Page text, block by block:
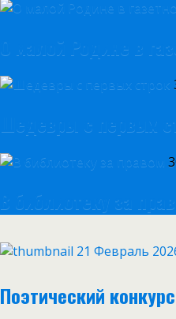
О малой Родине в
Шедевры с первых
В библиотеку за
21 Февраль
Поэтический